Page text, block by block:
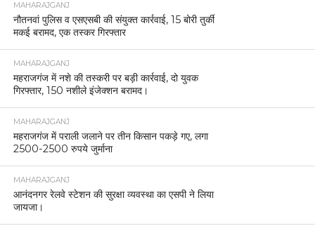
MAHARAJGANJ
नौतनवां पुलिस व एसएसबी की संयुक्त कार्रवाई, 15 बोरी तुर्की
मकई बरामद, एक तस्कर गिरफ्तार
MAHARAJGANJ
महराजगंज में नशे की तस्करी पर बड़ी कार्रवाई, दो युवक
गिरफ्तार, 150 नशीले इंजेक्शन बरामद।
MAHARAJGANJ
महराजगंज में पराली जलाने पर तीन किसान पकड़े गए, लगा
2500-2500 रुपये जुर्माना
MAHARAJGANJ
आनंदनगर रेलवे स्टेशन की सुरक्षा व्यवस्था का एसपी ने लिया
जायजा।